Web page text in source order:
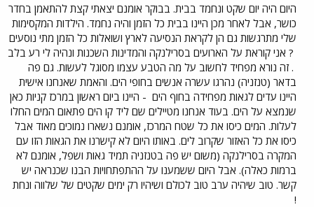
היום היה יום שקט ונחמד בבית. בבוקר אומנם יצאתי קצת להתאמן בחדר
כושר, אבל לאחר מכן היינו בבית כל הזמן והיה נחמד. הילדות המקסימות
שלי מתרגשות גם הן לקראת הנסיעה לארץ ושואלות כל הזמן מתי נוסעים
? אני קוראת על הארועים בסרילנקה והמדינות השכנות ונהיה לי רע בלב
. זה נורא מפחיד לחשוב על מה הטבע עצמו מסוגל לעשות. גם פה
בדאר (טנזניה) נהרגו עשרה אנשים בחופי הים. והאמת שאנחנו אישית
היינו עדים לגאות מפחידה בחוף הים - היינו ביום ראשון במרכז קניות כאן
שנמצא על הים. בעוד אנחנו מטיילים שם ליד קו הים פתאום המים החלו
לעלות. המים כיסו את כל שטח המרכז, אומנם נשארו נמוכים מאוד אבל
כיסו את כל האזור שקרוב לים. באותו היום לא קישרנו את הגאות הזו עם
המקרה בסרילנקה (משום יש פה בטנזניה תמיד גאות ושפל, אומנם לא
ברמות כאלה). אבל היום ששמענו על ההתפתחויות הבנו שכנראה יש
קשר. טוב שיהיה ערב טוב לכולם ושיהיו רק ימים שקטים של שלווה ונחת
!